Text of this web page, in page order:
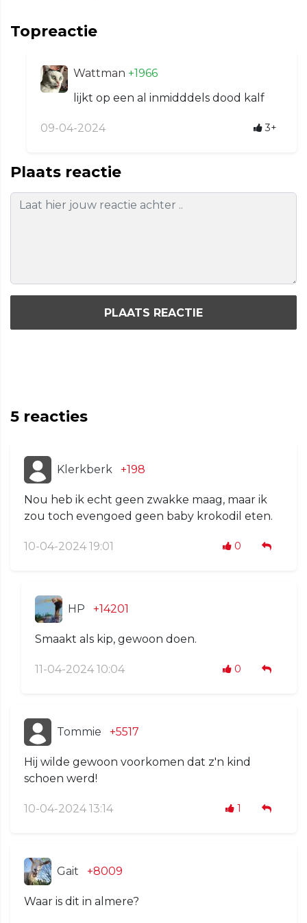
Topreactie
Wattman +1966
lijkt op een al inmidddels dood kalf
09-04-2024 3+
Plaats reactie
PLAATS REACTIE
5 reacties
Klerkberk +198
Nou heb ik echt geen zwakke maag, maar ik
zou toch evengoed geen baby krokodil eten.
10-04-2024 19:01 0
HP +14201
Smaakt als kip, gewoon doen.
11-04-2024 10:04 0
Tommie +5517
Hij wilde gewoon voorkomen dat z'n kind
schoen werd!
10-04-2024 13:14 1
Gait +8009
Waar is dit in almere?